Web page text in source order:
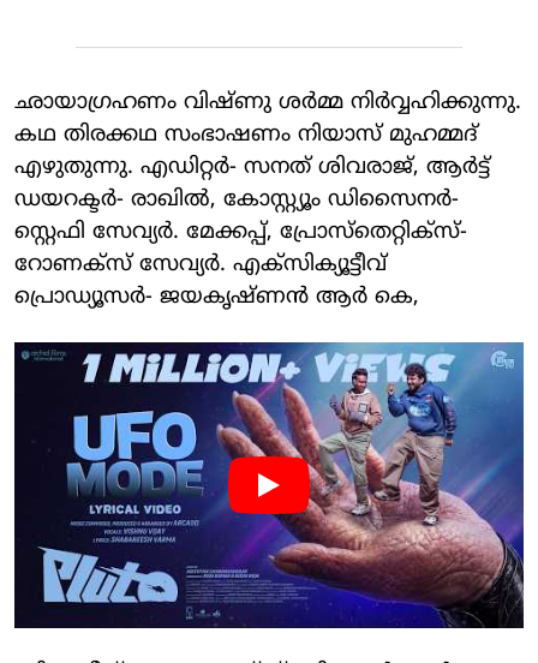
ഛായാഗ്രഹണം വിഷ്ണു ശർമ്മ നിർവ്വഹിക്കുന്നു.
കഥ തിരക്കഥ സംഭാഷണം നിയാസ് മുഹമ്മദ്
എഴുതുന്നു. എഡിറ്റർ- സനത് ശിവരാജ്, ആർട്ട്
ഡയറക്ടർ- രാഖിൽ, കോസ്റ്റ്യൂം ഡിസൈനർ-
സ്റ്റെഫി സേവ്യർ. മേക്കപ്പ്, പ്രോസ്‌തെറ്റിക്സ്-
റോണക്സ് സേവ്യർ. എക്സിക്യൂട്ടീവ്
പ്രൊഡ്യൂസർ- ജയകൃഷ്ണൻ ആർ കെ,